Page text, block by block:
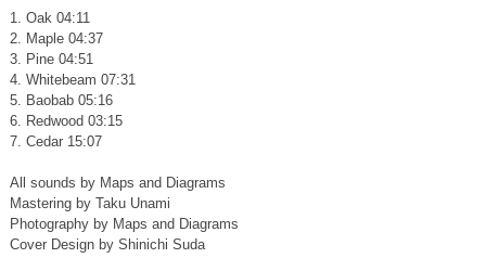
1. Oak 04:11
2. Maple 04:37
3. Pine 04:51
4. Whitebeam 07:31
5. Baobab 05:16
6. Redwood 03:15
7. Cedar 15:07
All sounds by Maps and Diagrams
Mastering by Taku Unami
Photography by Maps and Diagrams
Cover Design by Shinichi Suda